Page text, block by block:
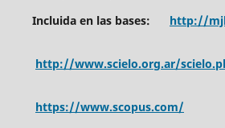
Incluida en las bases: http://
http://www.scielo.org.ar/
https://www.scopus.com/